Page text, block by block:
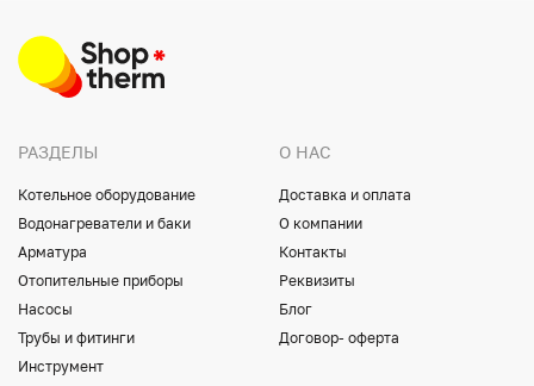
РАЗДЕЛЫ
Котельное оборудование
Водонагреватели и баки
Арматура
Отопительные приборы
Насосы
Трубы и фитинги
Инструмент
О НАС
Доставка и оплата
О компании
Контакты
Реквизиты
Блог
Договор- оферта